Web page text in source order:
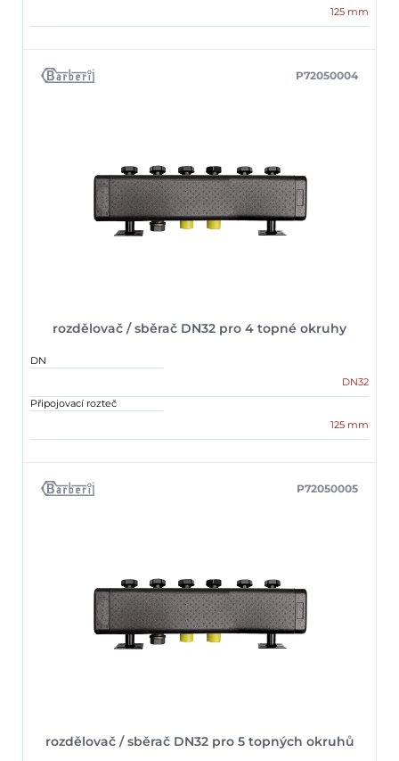
125 mm
rozdělovač / sběrač DN32 pro 4 topné okruhy
P72050004
DN
DN32
Připojovací rozteč
125 mm
rozdělovač / sběrač DN32 pro 5 topných okruhů
P72050005